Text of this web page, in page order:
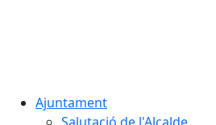
Ajuntament